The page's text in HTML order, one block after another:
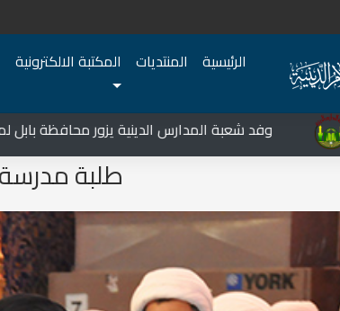
الرئيسية المنتديات المكتبة الالكترونية
وفد شعبة المدارس الدينية يزور محافظة بابل لمتابعةالمركز الثقافي غرب نينوى يشهد نشاطات متعددة في قضاء تلعفر
طلبة